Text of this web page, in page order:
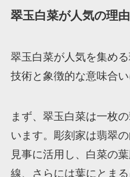
翠玉白菜が人気の理由
翠玉白菜が人気を集め
技術と象徴的な意味合い
まず、翠玉白菜は一枚
います。彫刻家は翡翠
見事に活用し、白菜の
線、さらには葉にとま